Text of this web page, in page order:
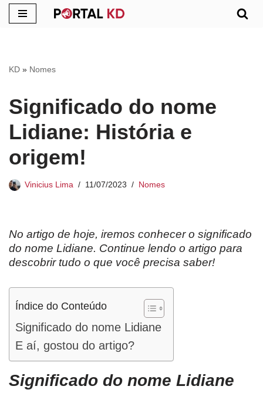
conteúdo
KD » Nomes
Significado do nome
Lidiane: História e
origem!
Vinicius Lima 11/07/2023 Nomes
No artigo de hoje, iremos conhecer o significado
do nome Lidiane. Continue lendo o artigo para
descobrir tudo o que você precisa saber!
Índice do Conteúdo
Significado do nome Lidiane
E aí, gostou do artigo?
Significado do nome Lidiane